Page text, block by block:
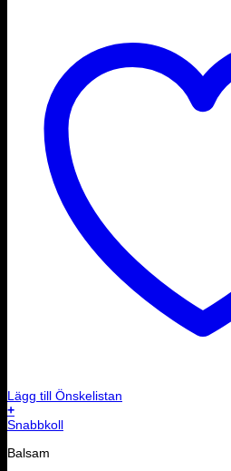
Lägg till Önskelistan
+
Snabbkoll
Balsam